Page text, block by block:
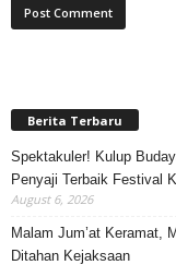
Berita Terbaru
Spektakuler! Kulup
Penyaji Terbaik Festival
August 6, 2026
Malam Jum’at Keramat,
Ditahan Kejaksaan